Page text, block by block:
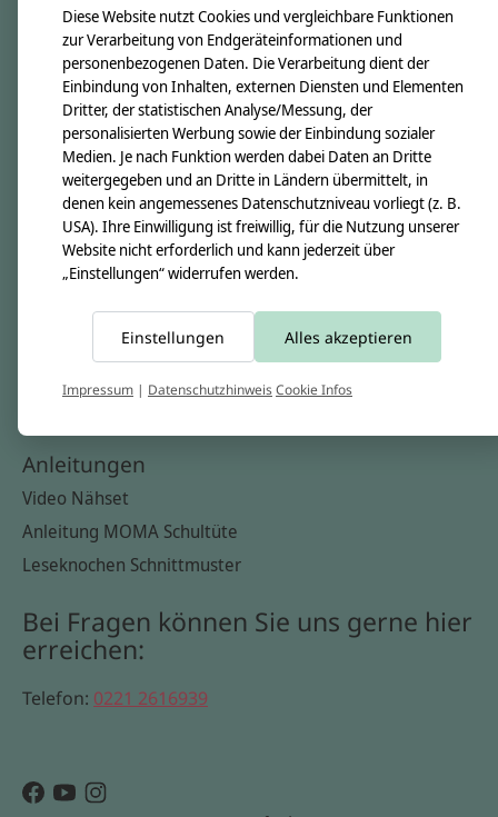
Nähkästchen
Unsere Stoffe
Impressum
Informationen
Kontakt
Versandkosten & Rücksendungen
Zahlungsarten
Widerrufsbelehrung
Anleitungen
Video Nähset
Anleitung MOMA Schultüte
Leseknochen Schnittmuster
Bei Fragen können Sie uns gerne hier
erreichen:
Telefon: 0221 2616939
Diese Website nutzt Cookies und vergleichbare Funktionen
zur Verarbeitung von Endgeräteinformationen und
personenbezogenen Daten. Die Verarbeitung dient der
Einbindung von Inhalten, externen Diensten und Elementen
Dritter, der statistischen Analyse/Messung, der
personalisierten Werbung sowie der Einbindung sozialer
Medien. Je nach Funktion werden dabei Daten an Dritte
weitergegeben und an Dritte in Ländern übermittelt, in
denen kein angemessenes Datenschutzniveau vorliegt (z. B.
USA). Ihre Einwilligung ist freiwillig, für die Nutzung unserer
Website nicht erforderlich und kann jederzeit über
„Einstellungen“ widerrufen werden.
Einstellungen Alles akzeptieren
Impressum | DatenschutzhinweisCookie Infos